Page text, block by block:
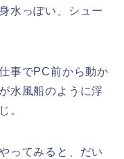
水っぽい、シュー
事でPC前から動か
水風船のように浮
。
ってみると、だい